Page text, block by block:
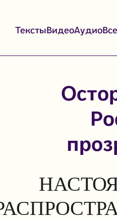
ТекстыВидеоАудио